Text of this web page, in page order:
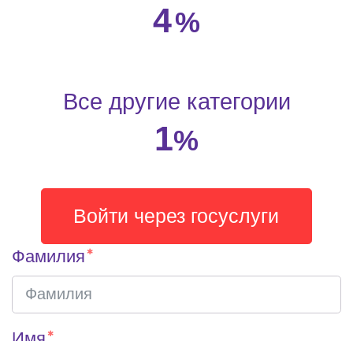
4%
Все другие категории
1%
Войти через госуслуги
Фамилия